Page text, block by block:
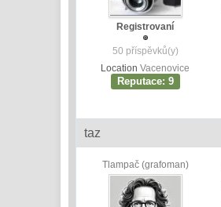
Registrovaní
50 příspěvků(y)
Location Vacenovice
Reputace: 9
taz
Tlampač (grafoman)